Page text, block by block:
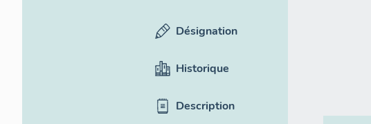
Désignation
Historique
Description